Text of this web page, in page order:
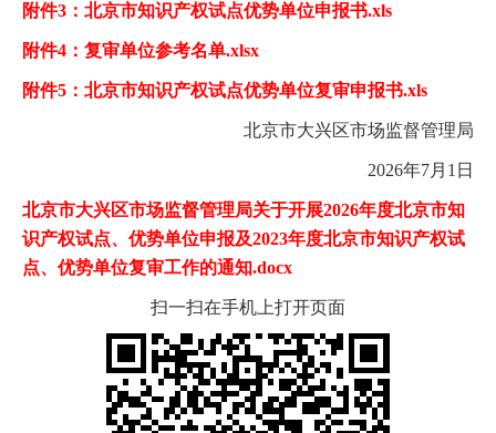
附件3：北京市知识产权试点优势单位申报书.xls
附件4：复审单位参考名单.xlsx
附件5：北京市知识产权试点优势单位复审申报书.xls
北京市大兴区市场监督管理局
2026年7月1日
北京市大兴区市场监督管理局关于开展2026年度北京市知
识产权试点、优势单位申报及2023年度北京市知识产权试
点、优势单位复审工作的通知.docx
扫一扫在手机上打开页面